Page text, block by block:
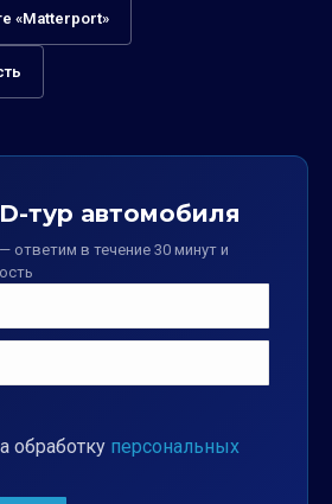
«Matterport»
тур автомобиля
ответим в течение 30 минут и
обработку персональных